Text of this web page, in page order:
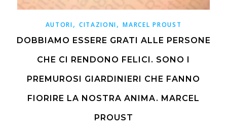
AUTORI, CITAZIONI,MARCEL PROUST
DOBBIAMO ESSERE GRATI ALLE PERSONE
CHE CI RENDONO FELICI. SONO I
PREMUROSI GIARDINIERI CHE FANNO
FIORIRE LA NOSTRA ANIMA. MARCEL
PROUST